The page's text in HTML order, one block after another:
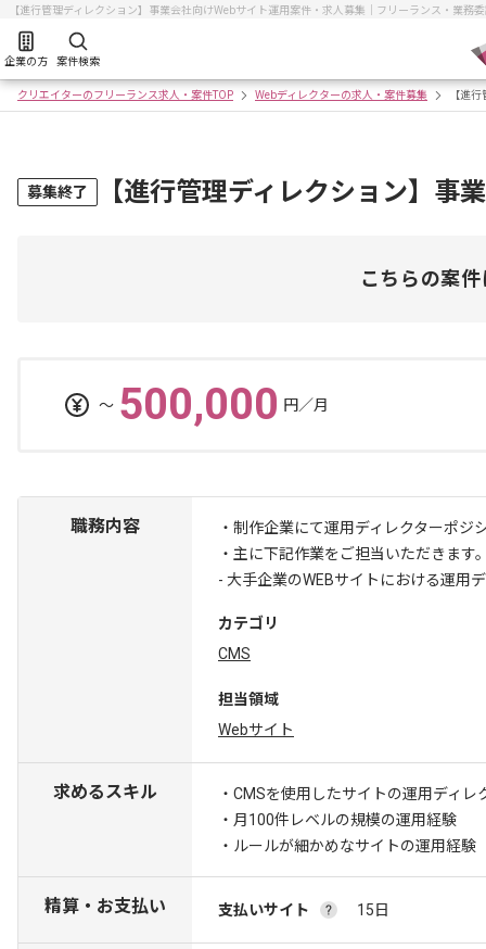
【進行管理ディレクション】事業会社向けWebサイト運用案件・求人募集｜フリーランス・業務
企業の方 案件検索
クリエイターのフリーランス求人・案件TOP Webディレクターの求人・案件募集 【進
募集終了 【進行管理ディレクション】事
こちらの案
〜 500,000 円／月
職務内容
・制作企業にて運用ディレクターポジ
・主に下記作業をご担当いただきます
- 大手企業のWEBサイトにおける運用
カテゴリ
CMS
担当領域
Webサイト
求めるスキル
・CMSを使用したサイトの運用ディレ
・月100件レベルの規模の運用経験
・ルールが細かめなサイトの運用経験
精算・お支払い 支払いサイト 15日